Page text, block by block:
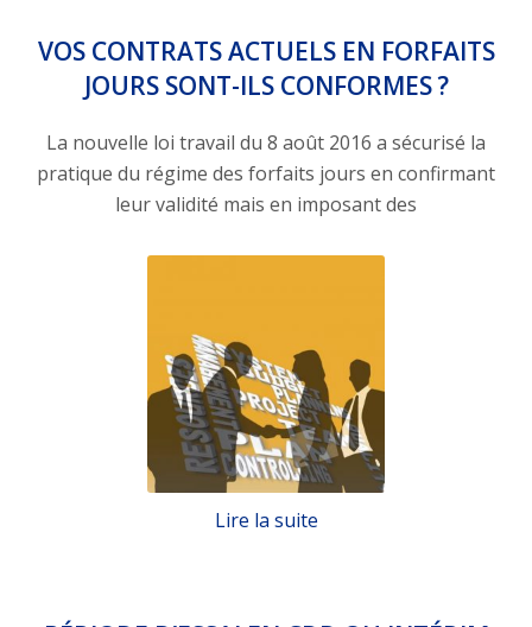
VOS CONTRATS ACTUELS EN FORFAITS
JOURS SONT-ILS CONFORMES ?
La nouvelle loi travail du 8 août 2016 a sécurisé la
pratique du régime des forfaits jours en confirmant
leur validité mais en imposant des
Lire la suite